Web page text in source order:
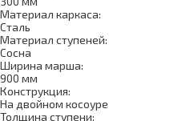
Материал каркаса:
Сталь
Материал ступеней:
Сосна
Ширина марша:
900 мм
Конструкция:
На двойном косоуре
Толщина ступени: